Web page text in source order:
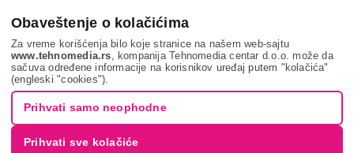
Obaveštenje o kolačićima
Za vreme korišćenja bilo koje stranice na našem web-sajtu
www.tehnomedia.rs , kompanija Tehnomedia centar d.o.o. može da
sačuva određene informacije na korisnikov uređaj putem "kolačića"
(engleski "cookies").
Prihvati samo neophodne
Prihvati sve kolačiće
It & gaming Kablovi i adapteri Adapteri i konverteri
Hama
adapter vg...